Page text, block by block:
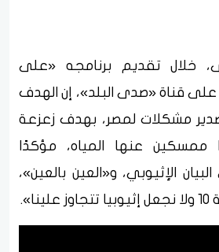
خلال تقديم برنامجه «على
قناة «صدى البلد»، إن الهدف
مشكلات لمصر، بهدف زعزعة
ممسكين عنها المياه، مؤكدًا
الإثيوبي، و«العين بالعين»،